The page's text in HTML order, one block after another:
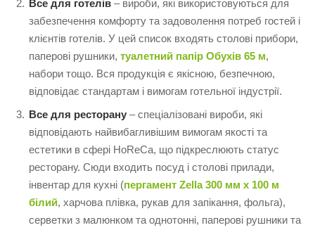
Все для готелів – вироби, які використовуються для
забезпечення комфорту та задоволення потреб гостей і
клієнтів готелів. У цей список входять столові прибори,
паперові рушники, туалетний папір Обухів 65 м,
набори тощо. Вся продукція є якісною, безпечною,
відповідає стандартам і вимогам готельної індустрії.
Все для ресторану – спеціалізовані вироби, які
відповідають найвибагливішим вимогам якості та
естетики в сфері HoReCa, що підкреслюють статус
ресторану. Сюди входить посуд і столові прилади,
інвентар для кухні (пергамент Zella 300 мм х 100 м
білий, харчова плівка, рукав для запікання, фольга),
серветки з малюнком та однотонні, паперові рушники та